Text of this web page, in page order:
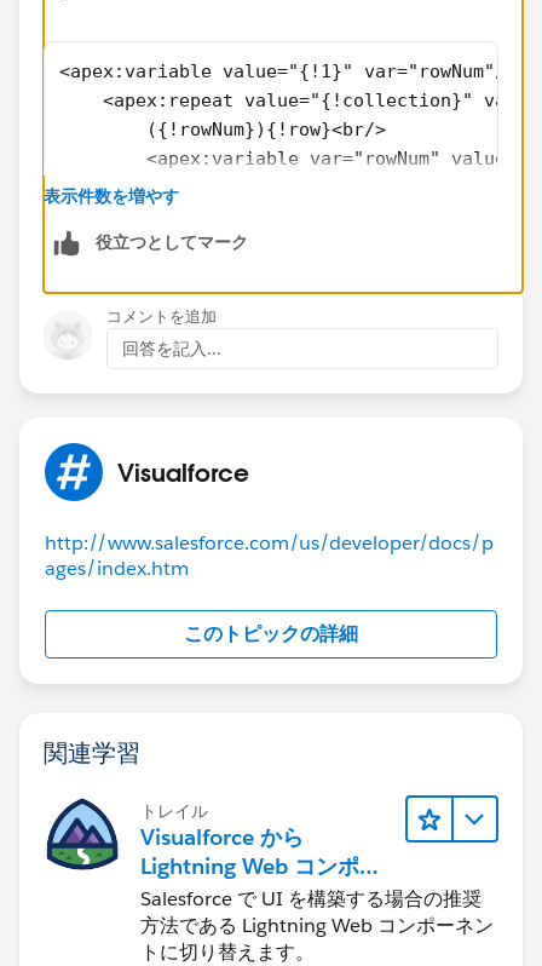
<apex:variable value="{!1}" var="rowNum"/>
<apex:repeat value="{!collection}"
        ({!rowNum}){!row}<br/>
<apex:variable var="rowNum"
    </apex:repeat>
https://developer.salesforce.com/docs/atlas.en-
表示件数を増やす
役立つとしてマーク
コメントを追加
回答を記入...
Visualforce
http://www.salesforce.com/us/developer/docs/p
ages/index.htm
このトピックの詳細
関連学習
トレイル
Visualforce から
Lightning Web コンポー
ネントへの移行
Salesforce で UI を構築する場合の推奨
方法である Lightning Web コンポーネン
トに切り替えます。